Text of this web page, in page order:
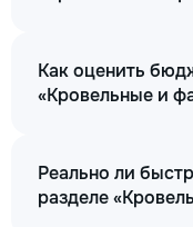
Как оценить
«Кровельные и
Реально ли
разделе